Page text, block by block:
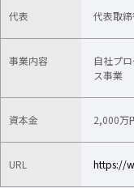
代表 代表取
事業内容
自社プ
ス事業
資本金 2,000万
URL https://